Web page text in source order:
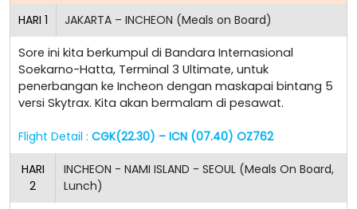
HARI 1 JAKARTA – INCHEON (Meals on Board)
Sore ini kita berkumpul di Bandara Internasional
Soekarno-Hatta, Terminal 3 Ultimate, untuk
penerbangan ke Incheon dengan maskapai bintang 5
versi Skytrax. Kita akan bermalam di pesawat.
Flight Detail : CGK(22.30) – ICN (07.40) OZ762
HARI
2
INCHEON - NAMI ISLAND - SEOUL (Meals On Board,
Lunch)